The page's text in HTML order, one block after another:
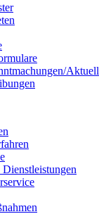
Aktuell